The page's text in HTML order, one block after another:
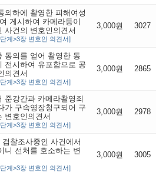
의하에 촬영한 피해여성
게시하여 카메라등이
사건의 변호인의견서
계>3장 변호인 의견서]
3,000원 3027
동의를 얻어 촬영한 동
전시하여 유포함으로 공
의견서
계>3장 변호인 의견서]
3,000원 2865
준강간과 카메라촬영죄
가 구속영장청구되어 구
변호인의견서
계>3장 변호인 의견서]
3,000원 2978
찰조사중인 사건에서
니 선처를 호소하는 변
계>3장 변호인 의견서]
3,000원 3005